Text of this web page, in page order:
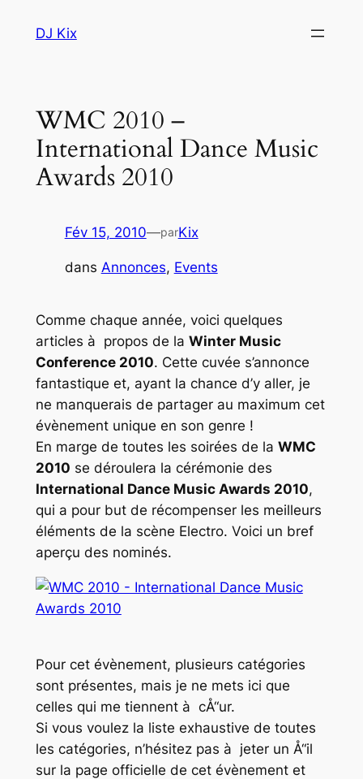
DJ Kix
WMC 2010 –
International Dance Music
Awards 2010
Fév 15, 2010—parKix
dans Annonces, Events
Comme chaque année, voici quelques
articles à propos de la Winter Music
Conference 2010. Cette cuvée s’annonce
fantastique et, ayant la chance d’y aller, je
ne manquerais de partager au maximum cet
évènement unique en son genre !
En marge de toutes les soirées de la WMC
2010 se déroulera la cérémonie des
International Dance Music Awards 2010,
qui a pour but de récompenser les meilleurs
éléments de la scène Electro. Voici un bref
aperçu des nominés.
Pour cet évènement, plusieurs catégories
sont présentes, mais je ne mets ici que
celles qui me tiennent à cÅ“ur.
Si vous voulez la liste exhaustive de toutes
les catégories, n’hésitez pas à jeter un Å“il
sur la page officielle de cet évènement et